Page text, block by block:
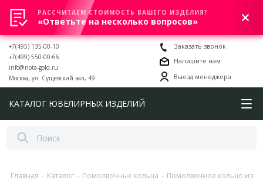
0
+7(495) 135-00-10
+7(499) 550-00-66
info@nota-gold.ru
Москва, ул. Сущевский вал, 49
Заказать звонок
Напишите нам
Выезд менеджера
КАТАЛОГ ЮВЕЛИРНЫХ ИЗДЕЛИЙ
Главная - Каталог - Помолвочные кольца - Помолвочное кольцо из
РАССЧИТАЕМ СТОИМОСТЬ ВАШЕГО ИЗДЕЛИЯ?
«Ответьте на несколько вопросов»